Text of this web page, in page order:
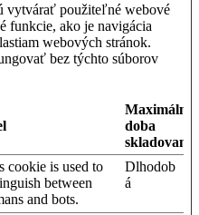
vytvárať použiteľné webové
funkcie, ako je navigácia
webových stránok.
bez týchto súborov
Maximálna
doba
skladovania
cookie is used to
between
and bots.
Dlhodob
á